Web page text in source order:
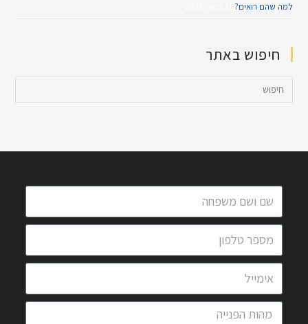
למה שהם רואים?
חיפוש באתר